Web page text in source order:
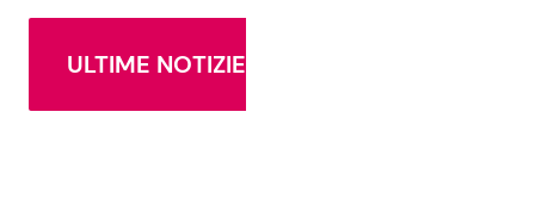
ULTIME NOTIZIE